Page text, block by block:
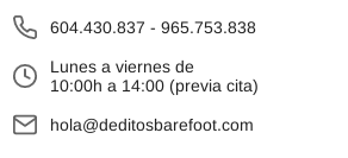
604.430.837 - 965.753.838
Lunes a viernes de
10:00h a 14:00 (previa cita)
hola@deditosbarefoot.com